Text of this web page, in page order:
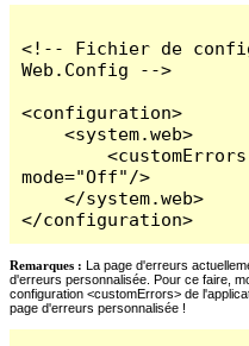
<!-- Fichier de
Web.Config -->
<configuration>
    <system.web>
        <customErrors
mode="Off"/>
    </system.web>
</configuration>
Remarques : La page d'erreurs
d'erreurs personnalisée. Pour ce faire,
configuration <customErrors> de
page d'erreurs personnalisée !